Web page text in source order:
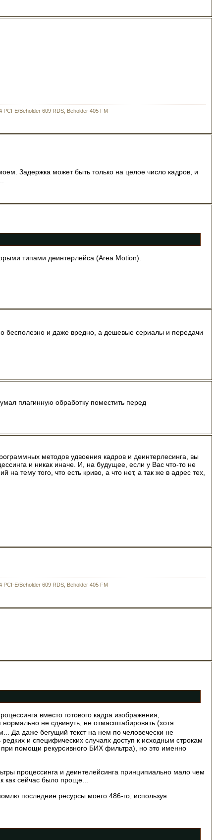
E/Beholder 609 RDS, Beholder 405 FM
Задержка может быть только на целое число кадров, и
типами деинтерлейса (Area Motion).
бесполезно и даже вредно, а дешевые сериалы и передачи
плагинную обработку поместить перед
методов удвоения кадров и деинтерлесинга, вы
и никак иначе. И, на будущее, если у Вас что-то не
тему того, что есть криво, а что нет, а так же в адрес тех,
E/Beholder 609 RDS, Beholder 405 FM
вместо готового кадра изображения,
не сдвинуть, не отмасштабировать (хотя
Да даже бегущий текст на нем по человечески не
и специфических случаях доступ к исходным строкам
при помощи рекурсивного БИХ фильтра), но это именно
процессинга и деинтелейсинга принципиально мало чем
как сейчас было проще...
последние ресурсы моего 486-го, используя